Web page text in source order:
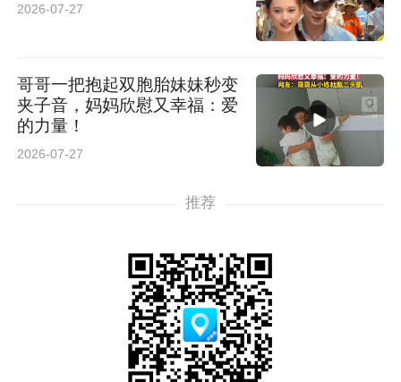
2026-07-27
哥哥一把抱起双胞胎妹妹秒变
夹子音，妈妈欣慰又幸福：爱
的力量！
2026-07-27
推荐